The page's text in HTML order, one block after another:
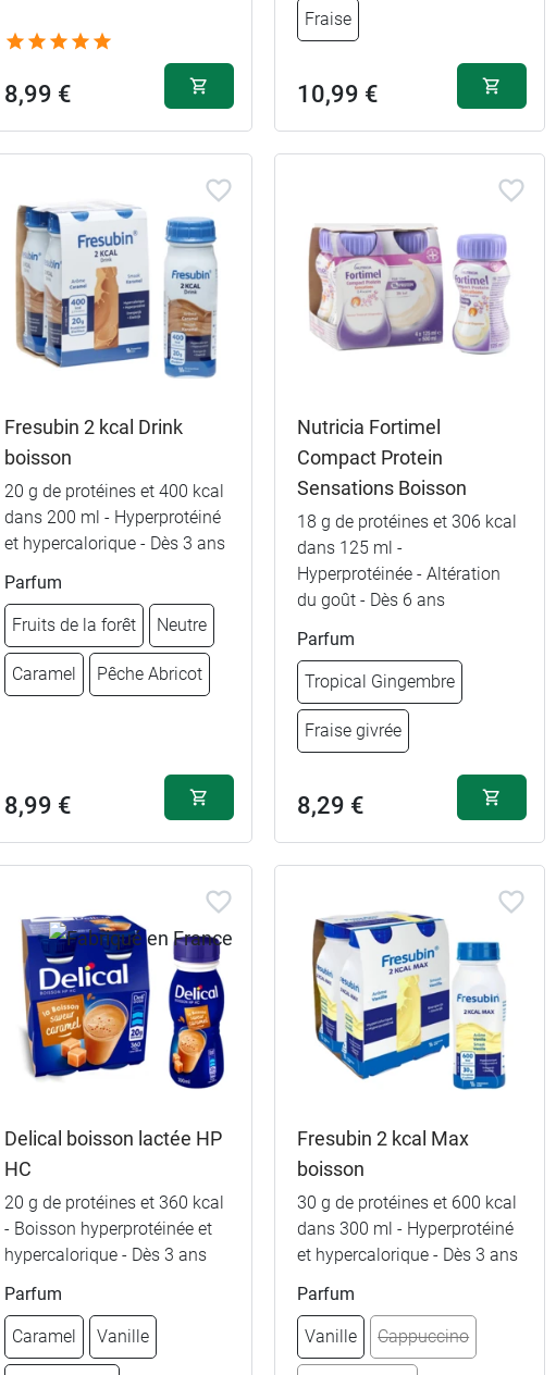
Fraise Fraise
8,99 €
Fraise 8,99 €
Cappuccino
Fraise
10,99 €
Vanille 10,99 €
Chocolat 10,99 €
Caramel 10,99 €
Café
Pêche Abricot 10,99 €
Fraise 10,99 €
Fresubin 2 kcal Drink
boisson
20 g de protéines et 400 kcal
dans 200 ml - Hyperprotéiné
et hypercalorique - Dès 3 ans
Parfum
Fruits de la forêt Neutre
Caramel Pêche Abricot
8,99 €
Fruits de la forêt
Neutre 8,99 €
Nutricia Fortimel
Compact Protein
Sensations Boisson
18 g de protéines et 306 kcal
dans 125 ml -
Hyperprotéinée - Altération
du goût - Dès 6 ans
Parfum
Tropical Gingembre
Fraise givrée
8,29 €
Tropical
Delical boisson lactée HP
HC
20 g de protéines et 360 kcal
- Boisson hyperprotéinée et
hypercalorique - Dès 3 ans
Parfum
Caramel Vanille
Fresubin 2 kcal Max
boisson
30 g de protéines et 600 kcal
dans 300 ml - Hyperprotéiné
et hypercalorique - Dès 3 ans
Parfum
Vanille Cappuccino